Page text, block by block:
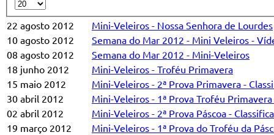
22 agosto 2012
Mini-Veleiros - Nossa Senhora de Lourdes
10 agosto 2012
Semana do Mar 2012 - Mini Veleiros -
08 agosto 2012
Semana do Mar 2012 - Mini-Veleiros
18 junho 2012
Mini-Veleiros - Troféu Primavera
15 maio 2012
Mini-Veleiros - 2ª Prova Primavera -
30 abril 2012
Mini-Veleiros - 1ª Prova Troféu Primavera
02 abril 2012
Mini-Veleiros - 2ª Prova Páscoa -
19 março 2012
Mini-Veleiros - 1ª Prova do Troféu da